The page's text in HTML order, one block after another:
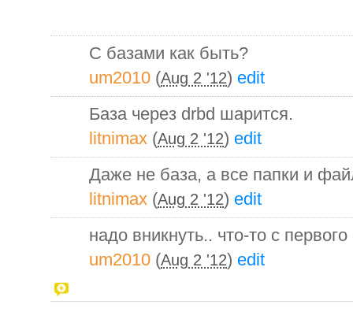
С базами как быть?
um2010 (Aug 2 '12) edit
База через drbd шарится.
litnimax (Aug 2 '12) edit
Даже не база, а все папки и
litnimax (Aug 2 '12) edit
надо вникнуть.. что-то с
um2010 (Aug 2 '12) edit